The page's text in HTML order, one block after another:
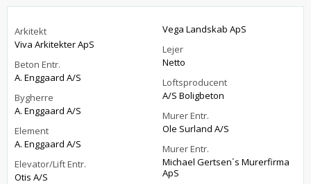
Arkitekt
Viva Arkitekter ApS
Beton Entr.
A. Enggaard A/S
Bygherre
A. Enggaard A/S
Element
A. Enggaard A/S
Elevator/Lift Entr.
Otis A/S
Vega Landskab ApS
Lejer
Netto
Loftsproducent
A/S Boligbeton
Murer Entr.
Ole Surland A/S
Murer Entr.
Michael Gertsen´s Murerfirma
ApS